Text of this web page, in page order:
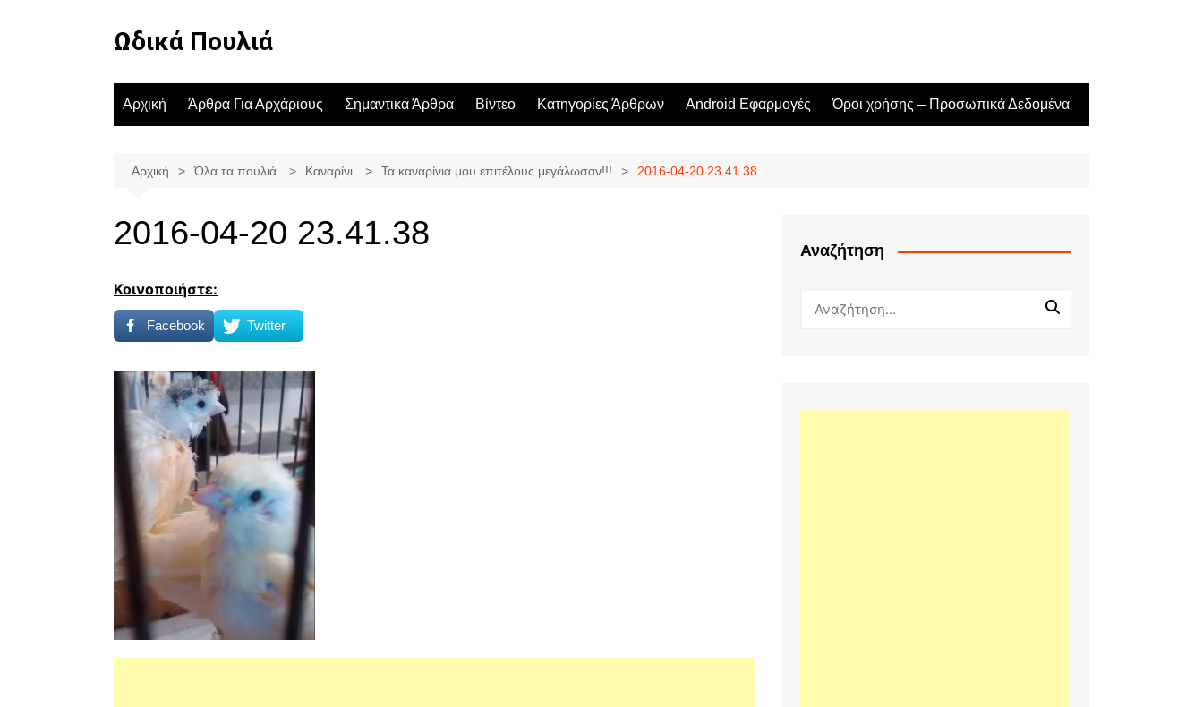
Ωδικά Πουλιά
Αρχική Άρθρα Για Αρχάριους Σημαντικά Άρθρα Βίντεο Κατηγορίες Άρθρων Android Εφαρμογές Όροι χρήσης – Προσωπικά Δεδομένα
Αρχική Όλα τα πουλιά. Καναρίνι. Τα καναρίνια μου επιτέλους μεγάλωσαν!!! 2016-04-20 23.41.38
2016-04-20 23.41.38
Κοινοποιήστε:
Facebook Twitter
Αναζήτηση